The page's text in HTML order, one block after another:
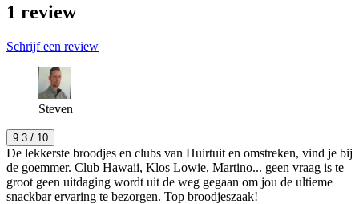
1 review
Schrijf een review
Steven
9.3 / 10
De lekkerste broodjes en clubs van Huirtuit en omstreken, vind je bij
de goemmer. Club Hawaii, Klos Lowie, Martino... geen vraag is te
groot geen uitdaging wordt uit de weg gegaan om jou de ultieme
snackbar ervaring te bezorgen. Top broodjeszaak!